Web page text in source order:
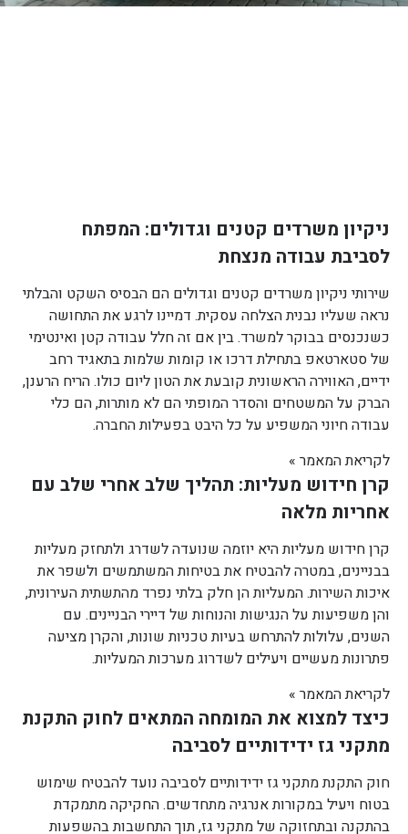
ניקיון משרדים קטנים וגדולים: המפתח
לסביבת עבודה מנצחת
שירותי ניקיון משרדים קטנים וגדולים הם הבסיס השקט והבלתי
נראה שעליו נבנית הצלחה עסקית. דמיינו לרגע את התחושה
כשנכנסים בבוקר למשרד. בין אם זה חלל עבודה קטן ואינטימי
של סטארטאפ בתחילת דרכו או קומות שלמות בתאגיד רחב
ידיים, האווירה הראשונית קובעת את הטון ליום כולו. הריח הרענן,
הברק על המשטחים והסדר המופתי הם לא מותרות, הם כלי
עבודה חיוני המשפיע על כל היבט בפעילות החברה.
לקריאת המאמר »
קרן חידוש מעליות: תהליך שלב אחרי שלב עם
אחריות מלאה
קרן חידוש מעליות היא יוזמה שנועדה לשדרג ולתחזק מעליות
בבניינים, במטרה להבטיח את בטיחות המשתמשים ולשפר את
איכות השירות. המעליות הן חלק בלתי נפרד מהתשתית העירונית,
והן משפיעות על הנגישות והנוחות של דיירי הבניינים. עם
השנים, עלולות להתרחש בעיות טכניות שונות, והקרן מציעה
פתרונות מעשיים ויעילים לשדרוג מערכות המעליות.
לקריאת המאמר »
כיצד למצוא את המומחה המתאים לחוק התקנת
מתקני גז ידידותיים לסביבה
חוק התקנת מתקני גז ידידותיים לסביבה נועד להבטיח שימוש
בטוח ויעיל במקורות אנרגיה מתחדשים. החקיקה מתמקדת
בהתקנה ובתחזוקה של מתקני גז, תוך התחשבות בהשפעות